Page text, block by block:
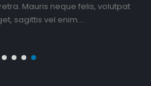
Mauris neque felis, volutpat
sagittis vel enim....